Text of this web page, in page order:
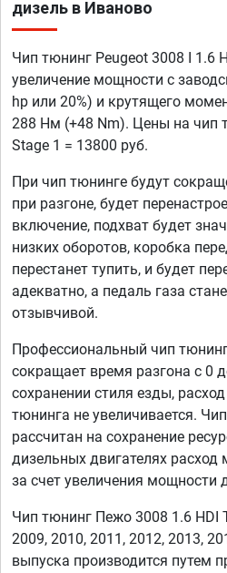
дизель в Иваново
Чип тюнинг Peugeot 3008 I 1.6
увеличение мощности с
hp или 20%) и крутящего
288 Нм (+48 Nm). Цены на чип
Stage 1 = 13800 руб.
При чип тюнинге будут
при разгоне, будет
включение, подхват будет
низких оборотов, коробка
перестанет тупить, и будет
адекватно, а педаль газа
отзывчивой.
Профессиональный чип
сокращает время разгона с 0
сохранении стиля езды,
тюнинга не увеличивается.
рассчитан на сохранение
дизельных двигателях
за счет увеличения мощности
Чип тюнинг Пежо 3008 1.6 HDI
2009, 2010, 2011, 2012, 2013,
выпуска производится путем